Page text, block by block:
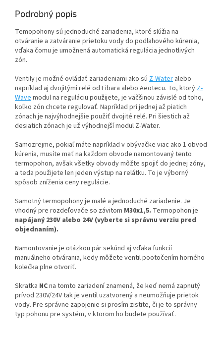
Podrobný popis
Temopohony sú jednoduché zariadenia, ktoré slúžia na
otváranie a zatváranie prietoku vody do podlahového kúrenia,
vďaka čomu je umožnená automatická regulácia jednotlivých
zón.
Ventily je možné ovládať zariadeniami ako sú Z-Water alebo
napríklad aj dvojitými relé od Fibara alebo Aeotecu. To, ktorýZ-
Wavemodul na reguláciu použijete, je väčšinou závislé od toho,
koľko zón chcete regulovať. Napríklad pri jednej až piatich
zónach je najvýhodnejšie použiť dvojité relé. Pri šiestich až
desiatich zónach je už výhodnejší modul Z-Water.
Samozrejme, pokiaľ máte napríklad v obývačke viac ako 1 obvod
kúrenia, musíte mať na každom obvode namontovaný tento
termopohon, avšak všetky obvody môžte spojiť do jednej zóny,
a teda použijete len jeden výstup na relátku. To je výborný
spôsob zníženia ceny regulácie.
Samotný termopohony je malé a jednoduché zariadenie. Je
vhodný pre rozdeľovače so závitom M30x1,5. Termopohon je
napájaný 230V alebo 24V (vyberte si správnu verziu pred
objednaním).
Namontovanie je otázkou pár sekúnd aj vďaka funkcií
manuálneho otvárania, kedy môžete ventil pootočením horného
kolečka plne otvoriť.
Skratka NCna tomto zariadení znamená, že keď nemá zapnutý
prívod 230V/24V tak je ventil uzatvorený a neumožňuje prietok
vody. Pre správne zapojenie si prosím zistite, či je to správny
typ pohonu pre systém, v ktorom ho budete používať.